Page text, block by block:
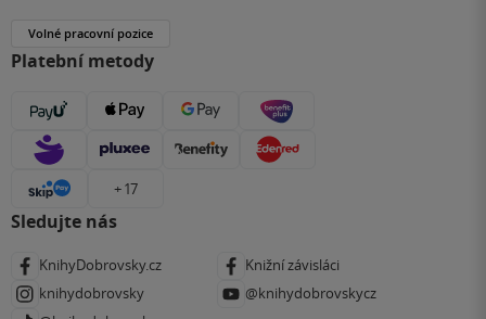
Volné pracovní pozice
Platební metody
+ 17
Sledujte nás
KnihyDobrovsky.cz
Knižní závisláci
knihydobrovsky
@knihydobrovskycz